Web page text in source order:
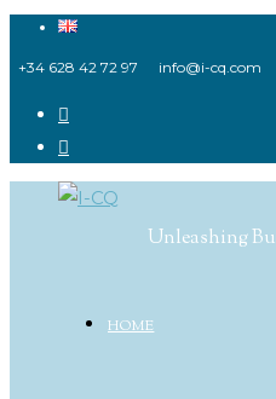
al
+34 628 42 72 97 info@i-cq.com
Unleashing
HOME